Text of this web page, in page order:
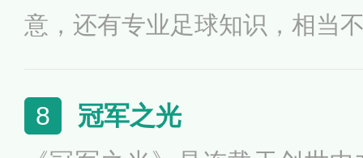
意，还有专业足球知识，相当
只能够从头开始。虽然从零
长，荣耀无数，攀上了前所未
8 冠军之光